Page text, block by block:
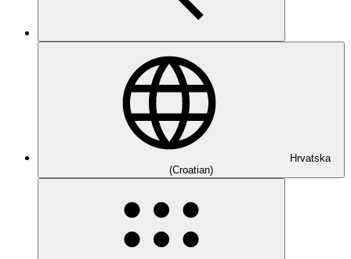
Hrvatska
(Croatian)